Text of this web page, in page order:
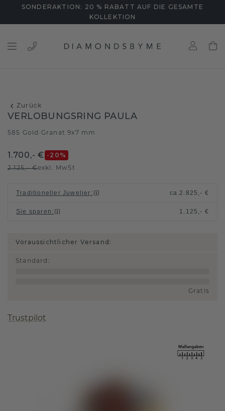
SONDERAKTION: 20 % RABATT AUF DIE GESAMTE
KOLLEKTION
Zurück
VERLOBUNGSRING PAULA
585 Gold Granat 9x7 mm
1.700,- € -20 %
2.125,- €exkl. MwSt
Traditioneller Juwelier : ca.2.825,- €
Sie sparen : 1.125,- €
Voraussichtlicher Versand:
Standard :
Gratis
Trustpilot